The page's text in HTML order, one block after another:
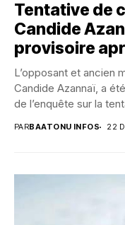
Tentative de
Candide
provisoire
L’opposant et ancien
Candide Azannaï, a
de l’enquête sur la
PARBAATONU INFOS 22